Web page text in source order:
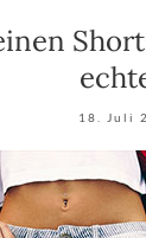
18. Juli